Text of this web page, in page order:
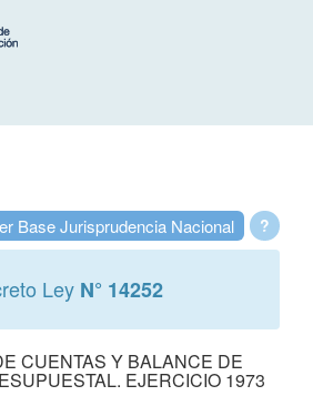
?
Base Jurisprudencia Nacional
Ley N° 14252
CUENTAS Y BALANCE DE
EJERCICIO 1973